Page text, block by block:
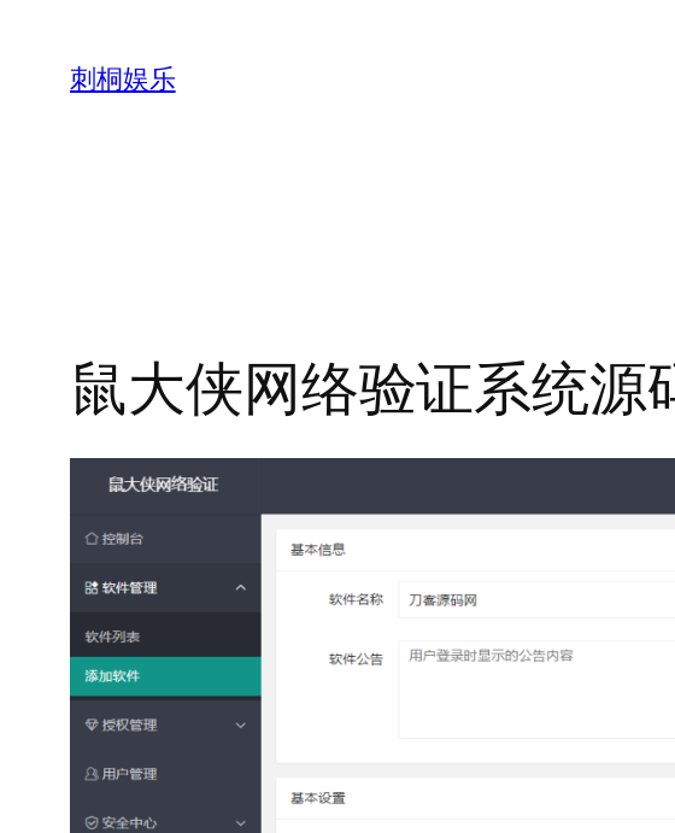
刺桐娱乐
鼠大侠网络验证系统